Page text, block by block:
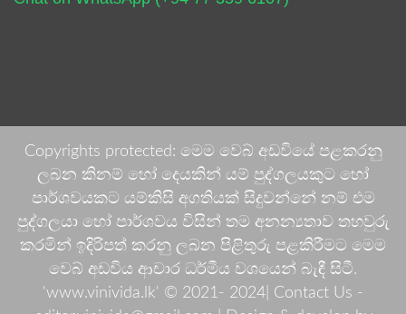
Copyrights protected: මෙම වෙබ් අඩවියේ පළකරනු
ලබන කිනම් හෝ දෙයකින් යම් පුද්ගලයකුට හෝ
පාර්ශවයකට යම්කිසි අගතියක් සිදුවන්නේ නම් එම
පුද්ගලයා හෝ පාර්ශවය විසින් තම අනන්‍යතාව තහවුරු
කරමින් ඉදිරිපත් කරනු ලබන පිළිතුරු පළකිරීමට මෙම
වෙබ් අඩවිය ආචාර ධර්මීය වශයෙන් බැඳී සිටී.
'www.vinivida.lk' © 2021- 2024| Contact Us -